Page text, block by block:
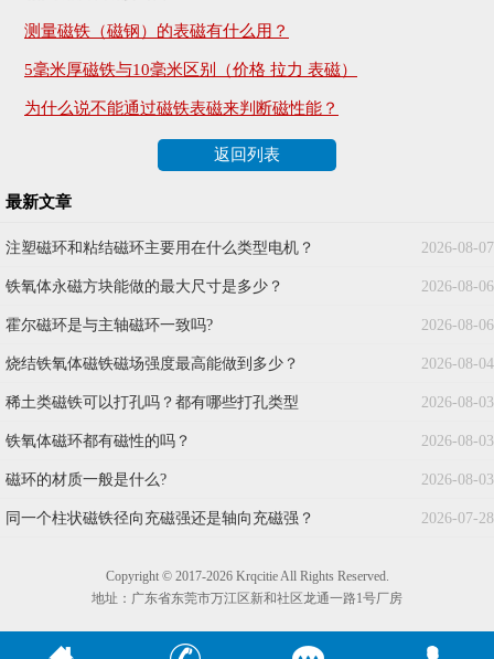
测量磁铁（磁钢）的表磁有什么用？
5毫米厚磁铁与10毫米区别（价格 拉力 表磁）
为什么说不能通过磁铁表磁来判断磁性能？
返回列表
最新文章
2026-08-07
注塑磁环和粘结磁环主要用在什么类型电机？
2026-08-06
铁氧体永磁方块能做的最大尺寸是多少？
2026-08-06
霍尔磁环是与主轴磁环一致吗?
2026-08-04
烧结铁氧体磁铁磁场强度最高能做到多少？
2026-08-03
稀土类磁铁可以打孔吗？都有哪些打孔类型
2026-08-03
铁氧体磁环都有磁性的吗？
2026-08-03
磁环的材质一般是什么?
2026-07-28
同一个柱状磁铁径向充磁强还是轴向充磁强？
Copyright © 2017-2026 Krqcitie All Rights Reserved.
地址：广东省东莞市万江区新和社区龙通一路1号厂房